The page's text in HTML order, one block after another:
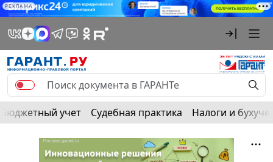
РЕКЛАМА
Бюджетный учет Судебная практика Налоги и